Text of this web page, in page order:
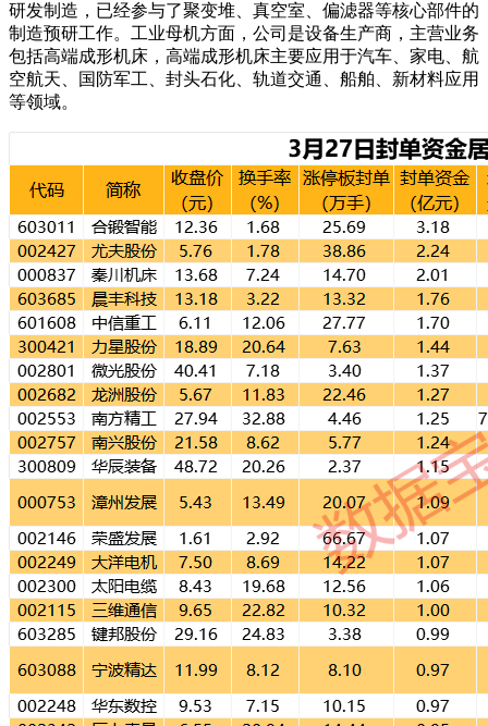
研发制造，已经参与了聚变堆、真空室、偏滤器等核心部件的
制造预研工作。工业母机方面，公司是设备生产商，主营业务
包括高端成形机床，高端成形机床主要应用于汽车、家电、航
空航天、国防军工、封头石化、轨道交通、船舶、新材料应用
等领域。